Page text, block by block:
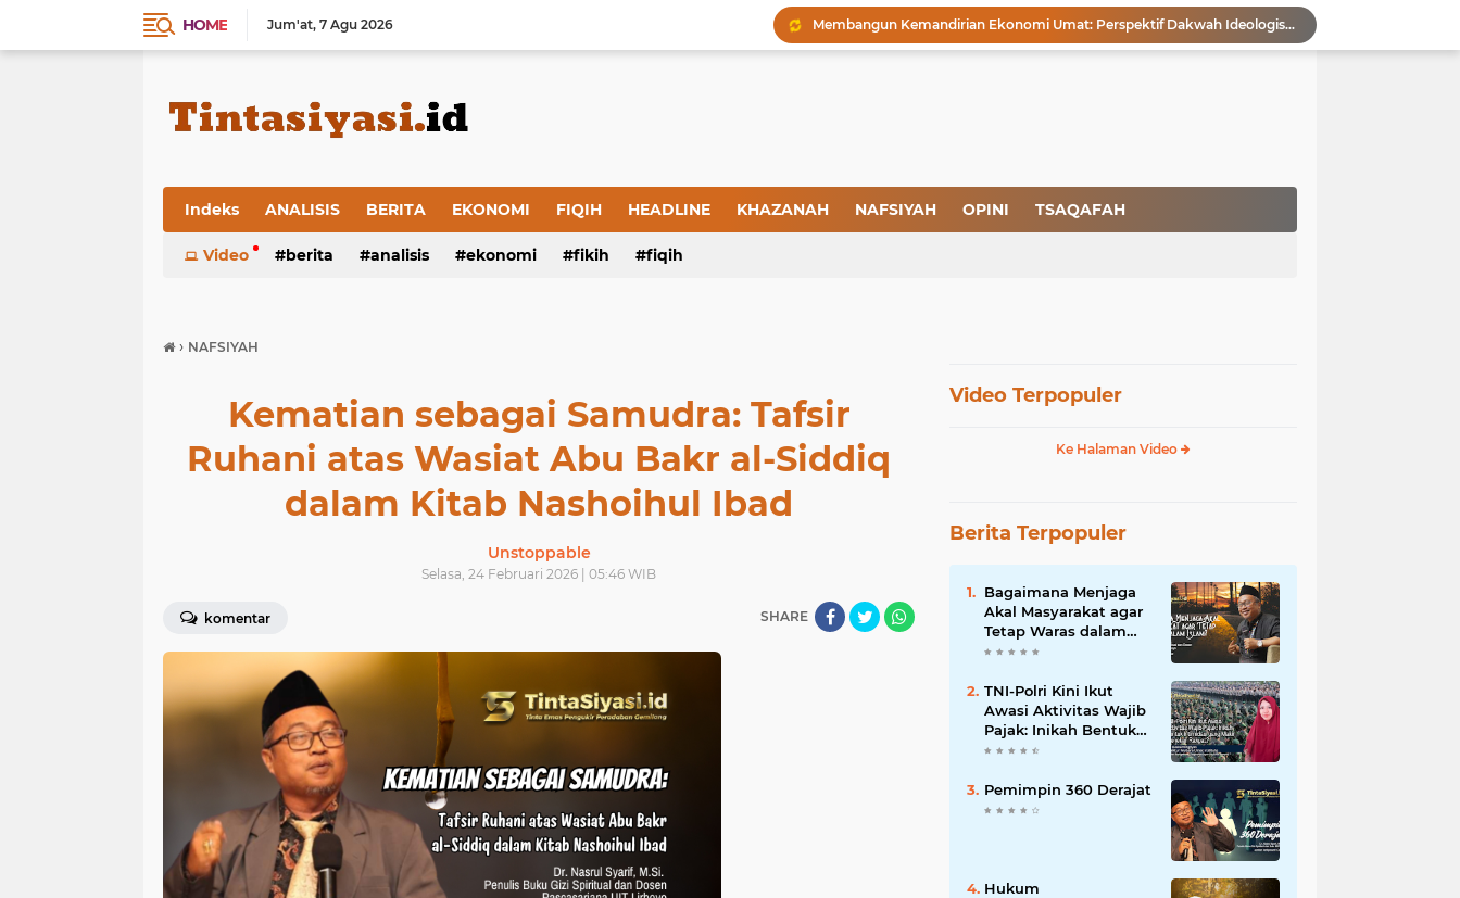
HOME Jum'at 7 Agu 2026
Membangun Kemandirian Ekonomi Umat: Perspektif Dakwah Ideologis–Sufistik dalam Menghadapi Melemahnya Rupiah dan Krisis Ekonomi
Pencegahan HIV dalam Perspektif Islam: Solusi Menyentuh Akar Permasalahan
Kepatuhan atau Pemaksaan Pajak
"Londo Ireng", Saat Hasan Nasbi Membahayakan Presiden
Indeks ANALISIS BERITA EKONOMI FIQIH HEADLINE KHAZANAH NAFSIYAH OPINI TSAQAFAH
Video berita analisis ekonomi fikih fiqih
› NAFSIYAH
Kematian sebagai Samudra: Tafsir
Ruhani atas Wasiat Abu Bakr al-Siddiq
dalam Kitab Nashoihul Ibad
Unstoppable
Selasa, 24 Februari 2026 | 05:46 WIB
komentar SHARE
Video Terpopuler
Ke Halaman Video
Berita Terpopuler
Bagaimana Menjaga
Akal Masyarakat agar
Tetap Waras dalam
Islam?
TNI-Polri Kini Ikut
Awasi Aktivitas Wajib
Pajak: Inikah Bentuk
Intimidasi yang Makin
Pemimpin 360 Derajat
Hukum